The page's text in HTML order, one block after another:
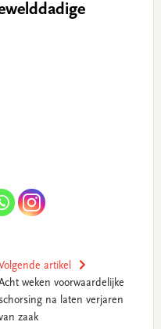
artikel
weken voorwaardelijke
schorsing na laten verjaren
zaak